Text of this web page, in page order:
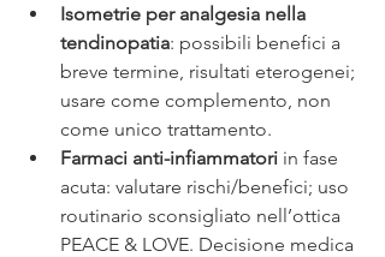
Isometrie per analgesia nella
tendinopatia: possibili benefici a
breve termine, risultati eterogenei;
usare come complemento, non
come unico trattamento.
Farmaci anti-infiammatori in fase
acuta: valutare rischi/benefici; uso
routinario sconsigliato nell’ottica
PEACE & LOVE. Decisione medica